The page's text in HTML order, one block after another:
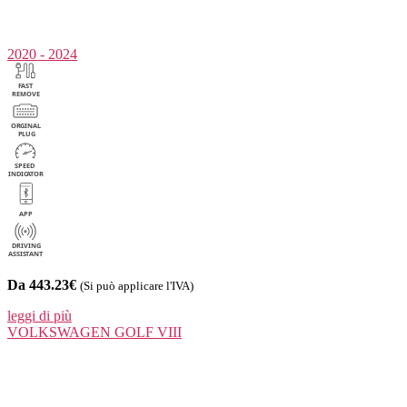
2020 - 2024
Da 443.23€ (Si può applicare l'IVA)
leggi di più
VOLKSWAGEN GOLF VIII